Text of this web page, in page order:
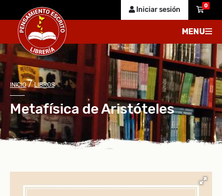
Iniciar sesión 0
MENU
INICIO/LIBROS
Metafísica de Aristóteles